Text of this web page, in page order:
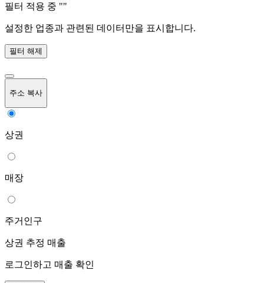
필터 적용 중 ""
설정한 업종과 관련된 데이터만을 표시합니다.
필터 해제
주소 복사
상권
매장
주거인구
상권 추정 매출
로그인하고 매출 확인